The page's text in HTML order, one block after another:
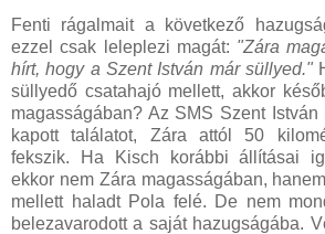
Fenti rágalmait a következő
ezzel csak leleplezi magát: "Zára
hírt, hogy a Szent István már süllyed."
süllyedő csatahajó mellett, akkor
magasságában? Az SMS Szent
kapott találatot, Zára attól 50
fekszik. Ha Kisch korábbi állításai
ekkor nem Zára magasságában,
mellett haladt Pola felé. De nem
belezavarodott a saját hazugságába.